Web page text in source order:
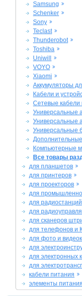
Samsung
Schenker
Sony
Teclast
Thunderobot
Toshiba
Uniwill
VOYO
Xiaomi
Аккумуляторы
Кабели и
Сетевые кабели
Универсальные
Универсальные
Универсальные
Компьютерные
Все товары
для планшетов
для принтеров
для проекторов
для
для радиостанций
для
для сканеров
для телефонов и
для фото и
для
для электронных
для
кабели питания
элементы питания